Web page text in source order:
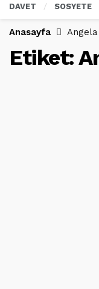
DAVET SOSYETE
Anasayfa
Etiket: